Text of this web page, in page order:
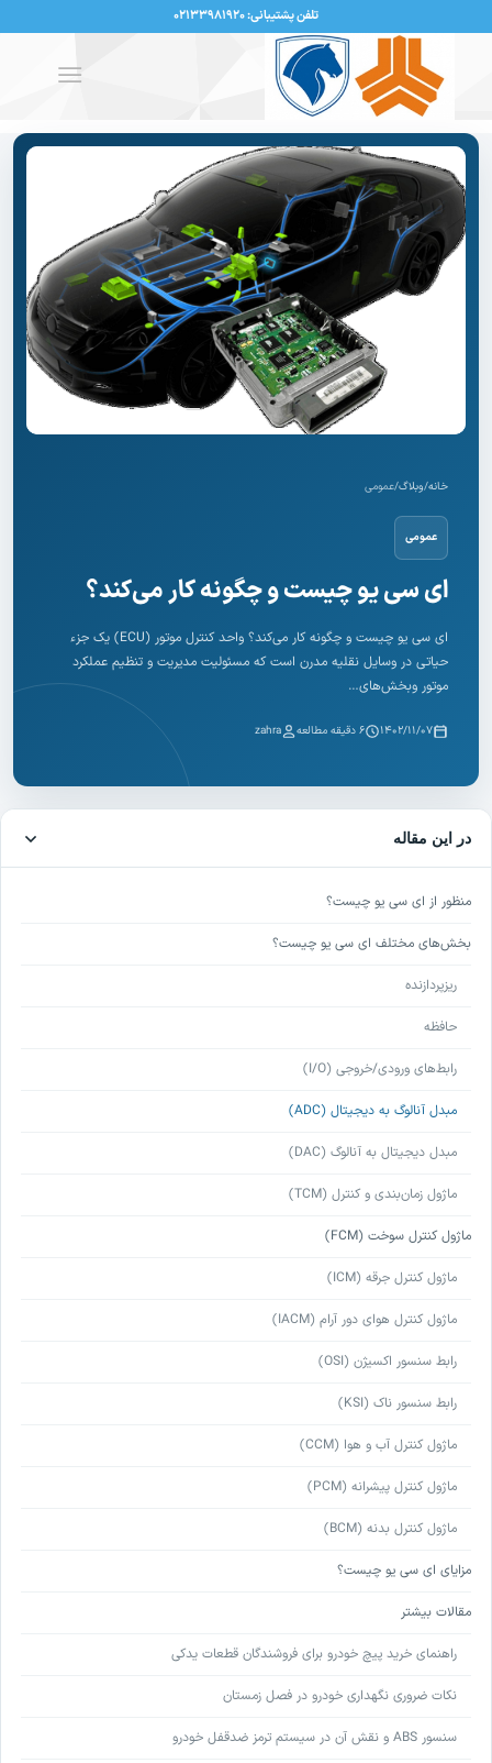
تلفن پشتیبانی: ۰۲۱۳۳۹۸۱۹۲۰
خانه/وبلاگ/عمومی
عمومی
ای سی یو چیست و چگونه کار می‌کند؟
ای سی یو چیست و چگونه کار می‌کند؟ واحد کنترل موتور (ECU) یک جزء
حیاتی در وسایل نقلیه مدرن است که مسئولیت مدیریت و تنظیم عملکرد
موتور وبخش‌های…
۱۴۰۲/۱۱/۰۷ ۶ دقیقه مطالعه zahra
در این مقاله
منظور از ای سی یو چیست؟
بخش‌های مختلف ای سی یو چیست؟
ریزپردازنده
حافظه
رابط‌های ورودی/خروجی (I/O)
مبدل آنالوگ به دیجیتال (ADC)
مبدل دیجیتال به آنالوگ (DAC)
ماژول زمان‌بندی و کنترل (TCM)
ماژول کنترل سوخت (FCM)
ماژول کنترل جرقه (ICM)
ماژول کنترل هوای دور آرام (IACM)
رابط سنسور اکسیژن (OSI)
رابط سنسور ناک (KSI)
ماژول کنترل آب و هوا (CCM)
ماژول کنترل پیشرانه (PCM)
ماژول کنترل بدنه (BCM)
مزایای ای سی یو چیست؟
مقالات بیشتر
راهنمای خرید پیچ خودرو برای فروشندگان قطعات یدکی
نکات ضروری نگهداری خودرو در فصل زمستان
سنسور ABS و نقش آن در سیستم ترمز ضدقفل خودرو